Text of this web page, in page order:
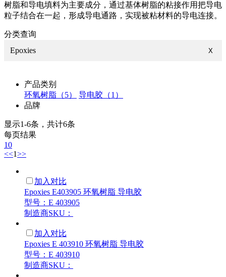
树脂和导电填料为主要成分，通过基体树脂的粘接作用把导电
粒子结合在一起，形成导电通路，实现被粘材料的导电连接。
分类查询
Epoxies
X
产品类别
环氧树脂（5）
导电胶（1）
品牌
显示1-6条，共计6条
每页结果
10
<<1>>
加入对比
Epoxies E403905 环氧树脂 导电胶
型号：E 403905
制造商SKU：
加入对比
Epoxies E 403910 环氧树脂 导电胶
型号：E 403910
制造商SKU：